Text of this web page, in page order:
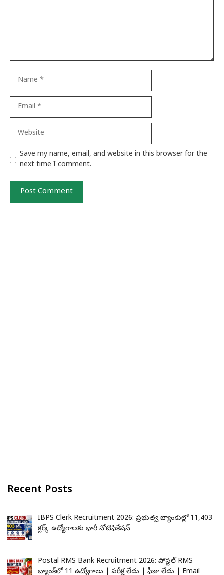
Name
Email
Website
Save my name, email, and website in this browser for the
next time I comment.
Recent Posts
IBPS Clerk Recruitment 2026: ప్రభుత్వ బ్యాంకుల్లో 11,403
క్లర్క్ ఉద్యోగాలకు భారీ నోటిఫికేషన్
Postal RMS Bank Recruitment 2026: పోస్టల్ RMS
బ్యాంక్‌లో 11 ఉద్యోగాలు | పరీక్ష లేదు | ఫీజు లేదు | Email